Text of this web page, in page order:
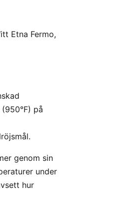
Etna Fermo,
på
genom sin
under
hur